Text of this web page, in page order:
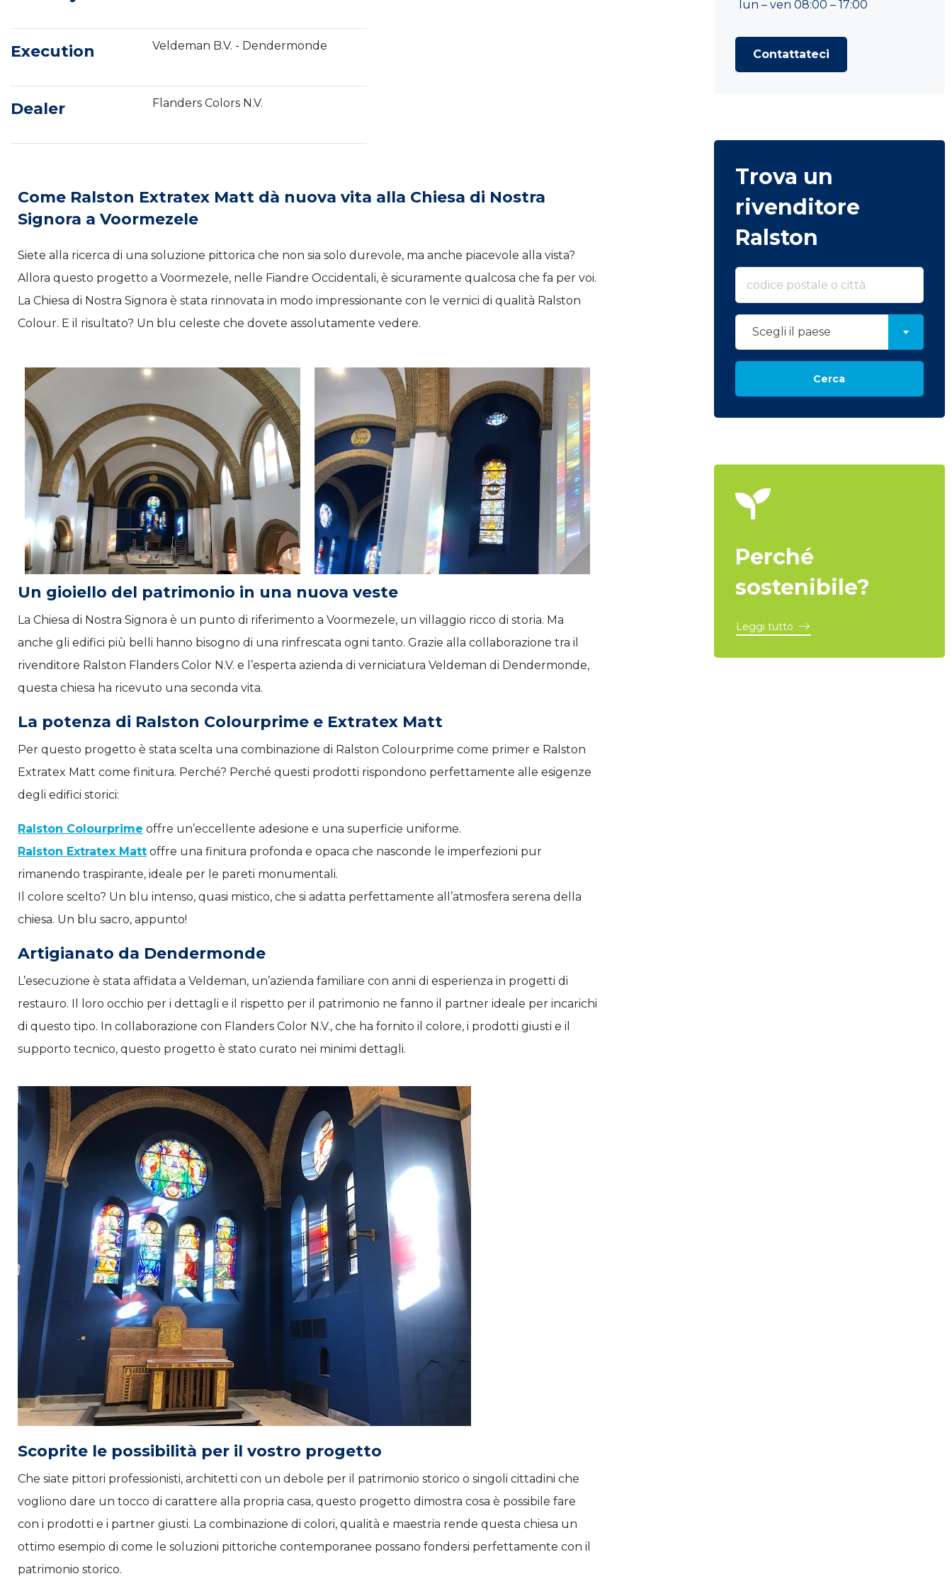
Execution Veldeman B.V. - Dendermonde
Dealer Flanders Colors N.V.
Come Ralston Extratex Matt dà nuova vita alla Chiesa di Nostra
Signora a Voormezele
Siete alla ricerca di una soluzione pittorica che non sia solo durevole, ma anche piacevole alla vista?
Allora questo progetto a Voormezele, nelle Fiandre Occidentali, è sicuramente qualcosa che fa per voi.
La Chiesa di Nostra Signora è stata rinnovata in modo impressionante con le vernici di qualità Ralston
Colour. E il risultato? Un blu celeste che dovete assolutamente vedere.
Un gioiello del patrimonio in una nuova veste
La Chiesa di Nostra Signora è un punto di riferimento a Voormezele, un villaggio ricco di storia. Ma
anche gli edifici più belli hanno bisogno di una rinfrescata ogni tanto. Grazie alla collaborazione tra il
rivenditore Ralston Flanders Color N.V. e l’esperta azienda di verniciatura Veldeman di Dendermonde,
questa chiesa ha ricevuto una seconda vita.
La potenza di Ralston Colourprime e Extratex Matt
Per questo progetto è stata scelta una combinazione di Ralston Colourprime come primer e Ralston
Extratex Matt come finitura. Perché? Perché questi prodotti rispondono perfettamente alle esigenze
degli edifici storici:
Ralston Colourprime offre un’eccellente adesione e una superficie uniforme.
Ralston Extratex Matt offre una finitura profonda e opaca che nasconde le imperfezioni pur
rimanendo traspirante, ideale per le pareti monumentali.
Il colore scelto? Un blu intenso, quasi mistico, che si adatta perfettamente all’atmosfera serena della
chiesa. Un blu sacro, appunto!
Artigianato da Dendermonde
L’esecuzione è stata affidata a Veldeman, un’azienda familiare con anni di esperienza in progetti di
restauro. Il loro occhio per i dettagli e il rispetto per il patrimonio ne fanno il partner ideale per incarichi
di questo tipo. In collaborazione con Flanders Color N.V., che ha fornito il colore, i prodotti giusti e il
supporto tecnico, questo progetto è stato curato nei minimi dettagli.
Scoprite le possibilità per il vostro progetto
Che siate pittori professionisti, architetti con un debole per il patrimonio storico o singoli cittadini che
vogliono dare un tocco di carattere alla propria casa, questo progetto dimostra cosa è possibile fare
con i prodotti e i partner giusti. La combinazione di colori, qualità e maestria rende questa chiesa un
ottimo esempio di come le soluzioni pittoriche contemporanee possano fondersi perfettamente con il
patrimonio storico.
lun – ven 08:00 – 17:00
Contattateci
Trova un
rivenditore
Ralston
Scegli il paese
Cerca
Perché
sostenibile?
Leggi tutto